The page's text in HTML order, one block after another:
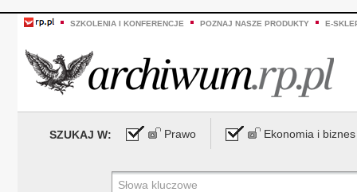
SZKOLENIA I KONFERENCJE POZNAJ NASZE PRODUKTY E-
SZUKAJ W: Prawo Ekonomia i biznes